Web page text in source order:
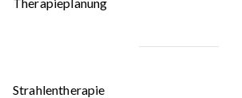
Strahlentherapie